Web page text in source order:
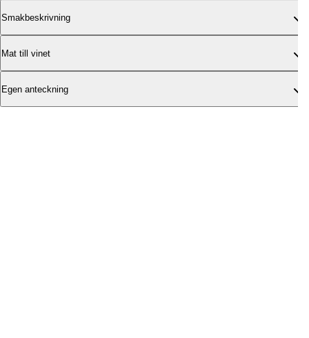
Smakbeskrivning
Mat till vinet
Egen anteckning